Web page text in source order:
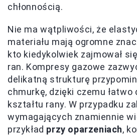
chłonnością.
Nie ma wątpliwości, że
materiału mają ogromne
kto kiedykolwiek zajmował
ran. Kompresy gazowe
delikatną strukturę
chmurkę, dzięki czemu łatwo
kształtu rany. W przypadku
wymagających znamiennie
przykład przy oparzeniach,